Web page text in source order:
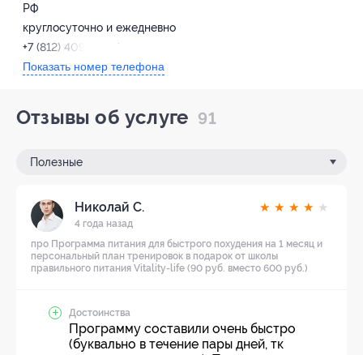
РФ
круглосуточно и ежедневно
+7 (812) 409-35-17
Показать номер телефона
Отзывы об услуге 91
Полезные
Николай С.
4 года назад
★ ★ ★ ★ ★
про Программа питания для быстрого похудения на 1 месяц и
персональный план тренировок в подарок от школы
правильного питания Vitality-life (90 руб. вместо 600 руб.)
Достоинства
Программу составили очень быстро
(буквально в течение пары дней, тк